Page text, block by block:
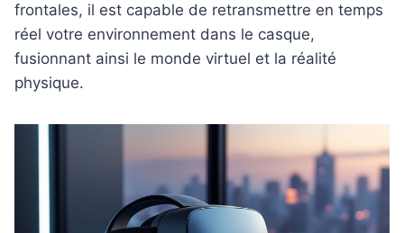
frontales, il est capable de retransmettre en temps
réel votre environnement dans le casque,
fusionnant ainsi le monde virtuel et la réalité
physique.